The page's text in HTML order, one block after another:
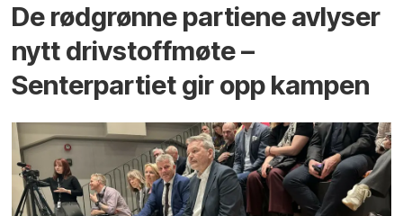
De rødgrønne partiene avlyser
nytt drivstoffmøte –
Senterpartiet gir opp kampen